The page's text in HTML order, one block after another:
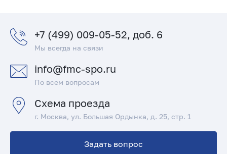
+7 (499) 009-05-52, доб. 6
Мы всегда на связи
info@fmc-spo.ru
По всем вопросам
Схема проезда
г. Москва, ул. Большая Ордынка, д. 25, стр. 1
Задать вопрос